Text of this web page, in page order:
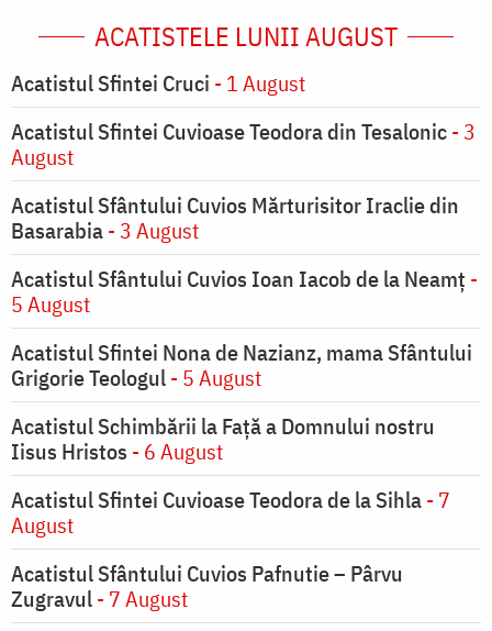
ACATISTELE LUNII AUGUST
Acatistul Sfintei Cruci - 1 August
Acatistul Sfintei Cuvioase Teodora din Tesalonic- 3
August
Acatistul Sfântului Cuvios Mărturisitor Iraclie din
Basarabia- 3 August
Acatistul Sfântului Cuvios Ioan Iacob de la Neamț -
5 August
Acatistul Sfintei Nona de Nazianz, mama Sfântului
Grigorie Teologul- 5 August
Acatistul Schimbării la Faţă a Domnului nostru
Iisus Hristos - 6 August
Acatistul Sfintei Cuvioase Teodora de la Sihla- 7
August
Acatistul Sfântului Cuvios Pafnutie – Pârvu
Zugravul- 7 August